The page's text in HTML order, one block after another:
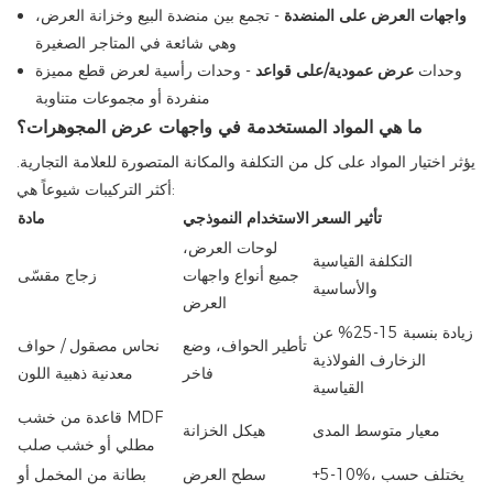
واجهات العرض على المنضدة - تجمع بين منضدة البيع وخزانة العرض،
وهي شائعة في المتاجر الصغيرة
وحداتعرض عمودية/على قواعد - وحدات رأسية لعرض قطع مميزة
منفردة أو مجموعات متناوبة
ما هي المواد المستخدمة في واجهات عرض المجوهرات؟
يؤثر اختيار المواد على كل من التكلفة والمكانة المتصورة للعلامة التجارية.
أكثر التركيبات شيوعاً هي:
مادة
الاستخدام النموذجي تأثير السعر
زجاج مقسّى
لوحات العرض،
جميع أنواع واجهات
العرض
التكلفة القياسية
والأساسية
نحاس مصقول / حواف
معدنية ذهبية اللون
تأطير الحواف، وضع
فاخر
زيادة بنسبة 15-25% عن
الزخارف الفولاذية
القياسية
قاعدة من خشب MDF
مطلي أو خشب صلب
هيكل الخزانة معيار متوسط ​​المدى
بطانة من المخمل أو
سطح العرض
+5-10%، يختلف حسب